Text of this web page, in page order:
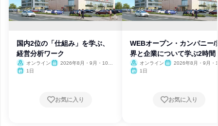
国内2位の「仕組み」を学ぶ、
経営分析ワーク
オンライン
2026年8月・9月・10
1日
お気に入り
WEBオープン・カンパニー/
界と企業について学ぶ2時間
オンライン
2026年8月・9月・
1日
お気に入り